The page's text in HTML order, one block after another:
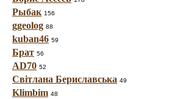
Рыбак 156
ggeolog 88
kuban46 59
Брат 56
AD70 52
Світлана Бериславська 49
Klimbim 48